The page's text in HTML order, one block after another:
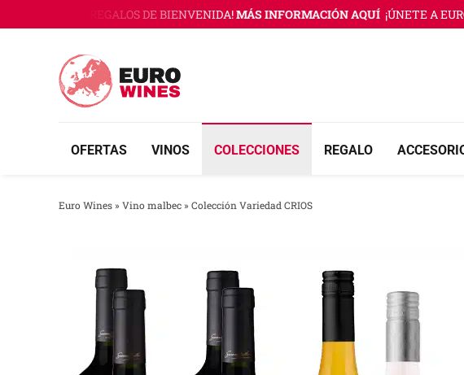
al
CON 3 REGALOS DE BIENVENIDA!MÁS INFORMACIÓN AQUÍ ¡ÚNETE A EURO
OFERTAS VINOS COLECCIONES REGALO
Euro Wines» Vino malbec» Colección Variedad CRIOS